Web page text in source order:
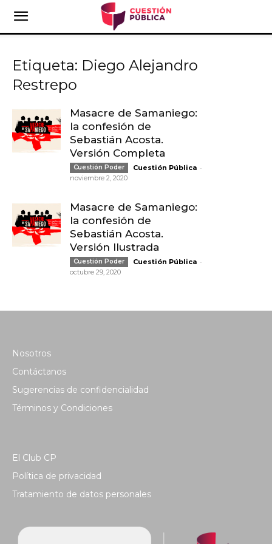
Etiqueta: Diego Alejandro
Restrepo
Masacre de Samaniego:
la confesión de
Sebastián Acosta.
Versión Completa
Cuestión Poder Cuestión Pública -
noviembre 2, 2020
Masacre de Samaniego:
la confesión de
Sebastián Acosta.
Versión Ilustrada
Cuestión Poder Cuestión Pública -
octubre 29, 2020
Nosotros
Contáctanos
Sugerencias de confidencialidad
Términos y Condiciones
El Club CP
Política de privacidad
Tratamiento de datos personales